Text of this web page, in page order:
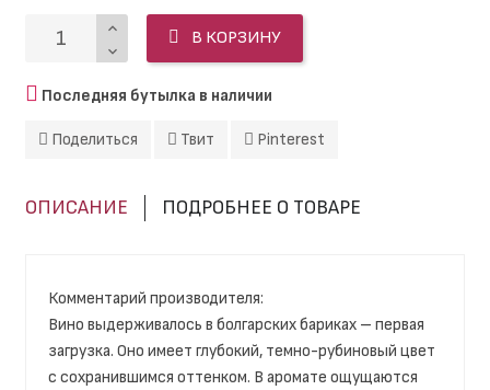
В КОРЗИНУ
Последняя бутылка в наличии
Поделиться Твит Pinterest
ОПИСАНИЕ ПОДРОБНЕЕ О ТОВАРЕ
Комментарий производителя:
Вино выдерживалось в болгарских бариках – первая
загрузка. Оно имеет глубокий, темно-рубиновый цвет
с сохранившимся оттенком. В аромате ощущаются